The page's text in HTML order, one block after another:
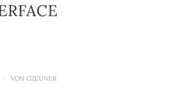
/ VON GZEUNER